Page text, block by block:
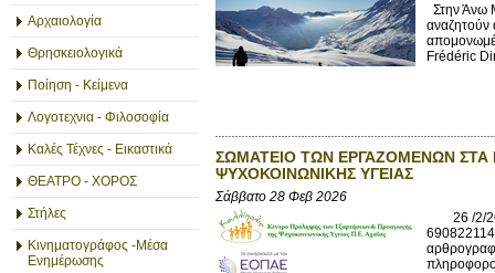
Αρχαιολογία
Θρησκειολογικά
Ποίηση - Κείμενα
Λογοτεχνια - Φιλοσοφία
Καλές Τέχνες - Εικαστικά
ΘΕΑΤΡΟ - ΧΟΡΟΣ
Στήλες
Κινηματογράφος -Μέσα
Ενημέρωσης
Στην Άνω
αναζητούν
Frédéric
ΣΩΜΑΤΕΙΟ ΤΩΝ ΕΡΓΑΖΟΜΕΝΩΝ
ΨΥΧΟΚΟΙΝΩΝΙΚΗΣ ΥΓΕΙΑΣ
Σάββατο 28 Φεβ 2026
26 /2/26